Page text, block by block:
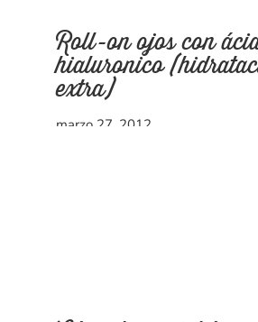
Roll-on ojos con
hialuronico
extra)
marzo 27, 2012